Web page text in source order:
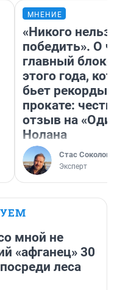
МНЕНИЕ
«Никого нельзя
победить». О
главный
этого года,
бьет рекорды в
прокате:
отзыв на
Нолана
Стас Соколов
Эксперт
мной не
«афганец» 30
леса